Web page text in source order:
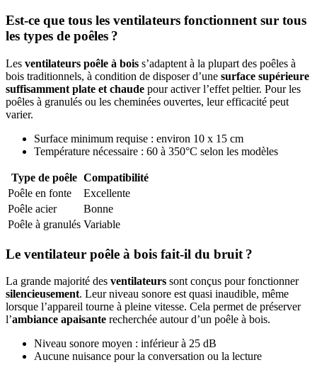
Est-ce que tous les ventilateurs fonctionnent sur tous
les types de poêles ?
Les ventilateurs poêle à bois s’adaptent à la plupart des poêles à
bois traditionnels, à condition de disposer d’une surface supérieure
suffisamment plate et chaude pour activer l’effet peltier. Pour les
poêles à granulés ou les cheminées ouvertes, leur efficacité peut
varier.
Surface minimum requise : environ 10 x 15 cm
Température nécessaire : 60 à 350°C selon les modèles
Type de poêle Compatibilité
Poêle en fonte
Excellente
Poêle acier
Bonne
Poêle à granulés Variable
Le ventilateur poêle à bois fait-il du bruit ?
La grande majorité des ventilateurs sont conçus pour fonctionner
silencieusement. Leur niveau sonore est quasi inaudible, même
lorsque l’appareil tourne à pleine vitesse. Cela permet de préserver
l’ambiance apaisante recherchée autour d’un poêle à bois.
Niveau sonore moyen : inférieur à 25 dB
Aucune nuisance pour la conversation ou la lecture